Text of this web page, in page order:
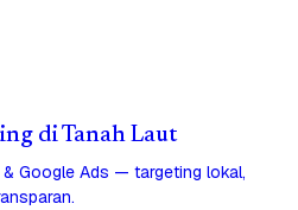
di Tanah Laut
Google Ads — targeting lokal,